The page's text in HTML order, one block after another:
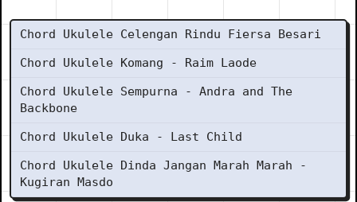
Chord Ukulele Celengan Rindu Fiersa Besari
Chord Ukulele Komang - Raim Laode
Chord Ukulele Sempurna - Andra and The
Backbone
Chord Ukulele Duka - Last Child
Chord Ukulele Dinda Jangan Marah Marah -
Kugiran Masdo